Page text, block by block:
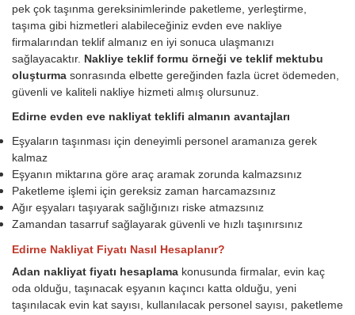
pek çok taşınma gereksinimlerinde paketleme, yerleştirme,
taşıma gibi hizmetleri alabileceğiniz evden eve nakliye
firmalarından teklif almanız en iyi sonuca ulaşmanızı
sağlayacaktır. Nakliye teklif formu örneği ve teklif mektubu
oluşturma sonrasında elbette gereğinden fazla ücret ödemeden,
güvenli ve kaliteli nakliye hizmeti almış olursunuz.
Edirne evden eve nakliyat teklifi almanın avantajları
Eşyaların taşınması için deneyimli personel aramanıza gerek
kalmaz
Eşyanın miktarına göre araç aramak zorunda kalmazsınız
Paketleme işlemi için gereksiz zaman harcamazsınız
Ağır eşyaları taşıyarak sağlığınızı riske atmazsınız
Zamandan tasarruf sağlayarak güvenli ve hızlı taşınırsınız
Edirne Nakliyat Fiyatı Nasıl Hesaplanır?
Adan nakliyat fiyatı hesaplama konusunda firmalar, evin kaç
oda olduğu, taşınacak eşyanın kaçıncı katta olduğu, yeni
taşınılacak evin kat sayısı, kullanılacak personel sayısı, paketleme